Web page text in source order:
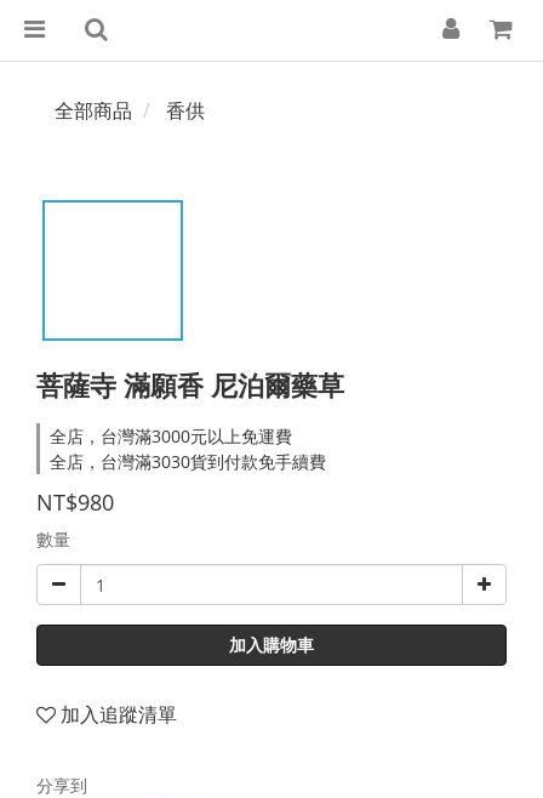
全部商品 香供
菩薩寺 滿願香 尼泊爾藥草
全店，台灣滿3000元以上免運費
全店，台灣滿3030貨到付款免手續費
NT$980
數量
加入購物車
加入追蹤清單
分享到